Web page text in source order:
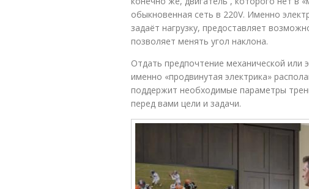
обыкновенная сеть в 220V. Именно
задаёт нагрузку, предоставляет
позволяет менять угол наклона.
Отдать предпочтение механической
именно «продвинутая электрика»
поддержит необходимые параметры
перед вами цели и задачи.